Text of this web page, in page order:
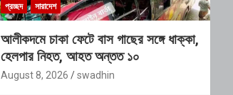
প্রচ্ছদ সারাদেশ
আলীকদমে চাকা ফেটে বাস গাছের সঙ্গে ধাক্কা,
হেলপার নিহত, আহত অন্তত ১০
August 8, 2026 swadhin